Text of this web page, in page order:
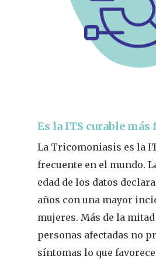
Es la ITS curable más
La Tricomoniasis es la
frecuente en el mundo.
edad de los datos
años con una mayor
mujeres. Más de la
personas afectadas no
síntomas lo que